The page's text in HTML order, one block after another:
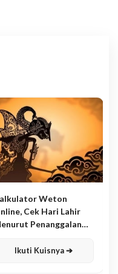
Weton
Cek Hari Lahir
Penanggalan
Ikuti Kuisnya ➔